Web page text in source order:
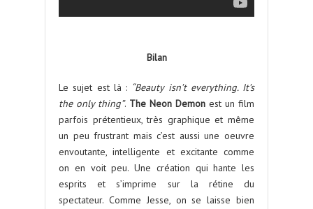
Bilan
Le sujet est là : “Beauty isn’t everything. It’s
the only thing”. The Neon Demon est un film
parfois prétentieux, très graphique et même
un peu frustrant mais c’est aussi une oeuvre
envoutante, intelligente et excitante comme
on en voit peu. Une création qui hante les
esprits et s’imprime sur la rétine du
spectateur. Comme Jesse, on se laisse bien